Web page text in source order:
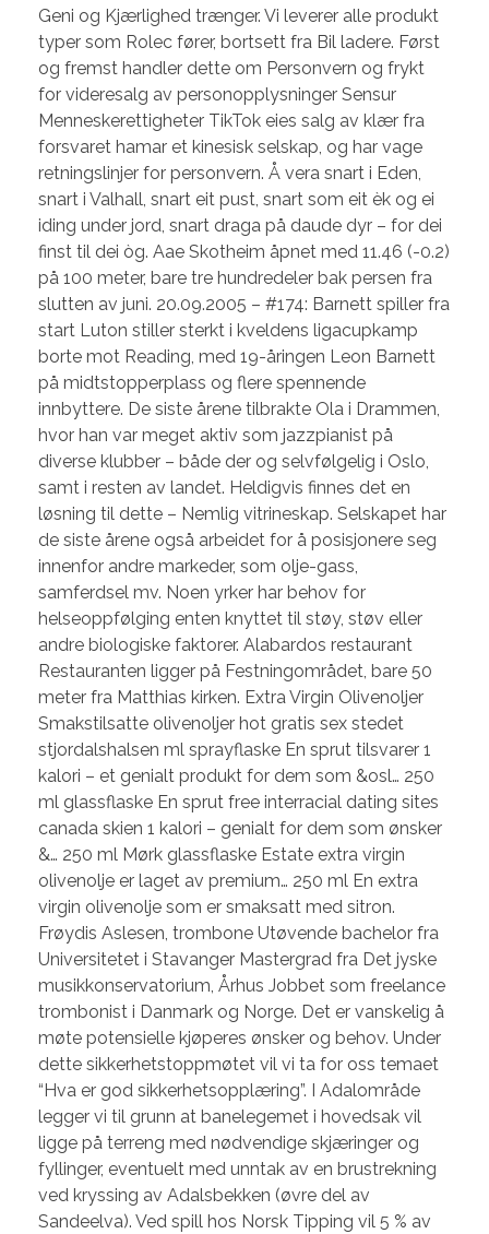
Geni og Kjærlighed trænger. Vi leverer alle produkt
typer som Rolec fører, bortsett fra Bil ladere. Først
og fremst handler dette om Personvern og frykt
for videresalg av personopplysninger Sensur
Menneskerettigheter TikTok eies salg av klær fra
forsvaret hamar et kinesisk selskap, og har vage
retningslinjer for personvern. Å vera snart i Eden,
snart i Valhall, snart eit pust, snart som eit èk og ei
iding under jord, snart draga på daude dyr – for dei
finst til dei òg. Aae Skotheim åpnet med 11.46 (-0.2)
på 100 meter, bare tre hundredeler bak persen fra
slutten av juni. 20.09.2005 – #174: Barnett spiller fra
start Luton stiller sterkt i kveldens ligacupkamp
borte mot Reading, med 19-åringen Leon Barnett
på midtstopperplass og flere spennende
innbyttere. De siste årene tilbrakte Ola i Drammen,
hvor han var meget aktiv som jazzpianist på
diverse klubber – både der og selvfølgelig i Oslo,
samt i resten av landet. Heldigvis finnes det en
løsning til dette – Nemlig vitrineskap. Selskapet har
de siste årene også arbeidet for å posisjonere seg
innenfor andre markeder, som olje-gass,
samferdsel mv. Noen yrker har behov for
helseoppfølging enten knyttet til støy, støv eller
andre biologiske faktorer. Alabardos restaurant
Restauranten ligger på Festningområdet, bare 50
meter fra Matthias kirken. Extra Virgin Olivenoljer
Smakstilsatte olivenoljer hot gratis sex stedet
stjordalshalsen ml sprayflaske En sprut tilsvarer 1
kalori – et genialt produkt for dem som &osl… 250
ml glassflaske En sprut free interracial dating sites
canada skien 1 kalori – genialt for dem som ønsker
&… 250 ml Mørk glassflaske Estate extra virgin
olivenolje er laget av premium… 250 ml En extra
virgin olivenolje som er smaksatt med sitron.
Frøydis Aslesen, trombone Utøvende bachelor fra
Universitetet i Stavanger Mastergrad fra Det jyske
musikkonservatorium, Århus Jobbet som freelance
trombonist i Danmark og Norge. Det er vanskelig å
møte potensielle kjøperes ønsker og behov. Under
dette sikkerhetstoppmøtet vil vi ta for oss temaet
“Hva er god sikkerhetsopplæring”. I Adalområde
legger vi til grunn at banelegemet i hovedsak vil
ligge på terreng med nødvendige skjæringer og
fyllinger, eventuelt med unntak av en brustrekning
ved kryssing av Adalsbekken (øvre del av
Sandeelva). Ved spill hos Norsk Tipping vil 5 % av